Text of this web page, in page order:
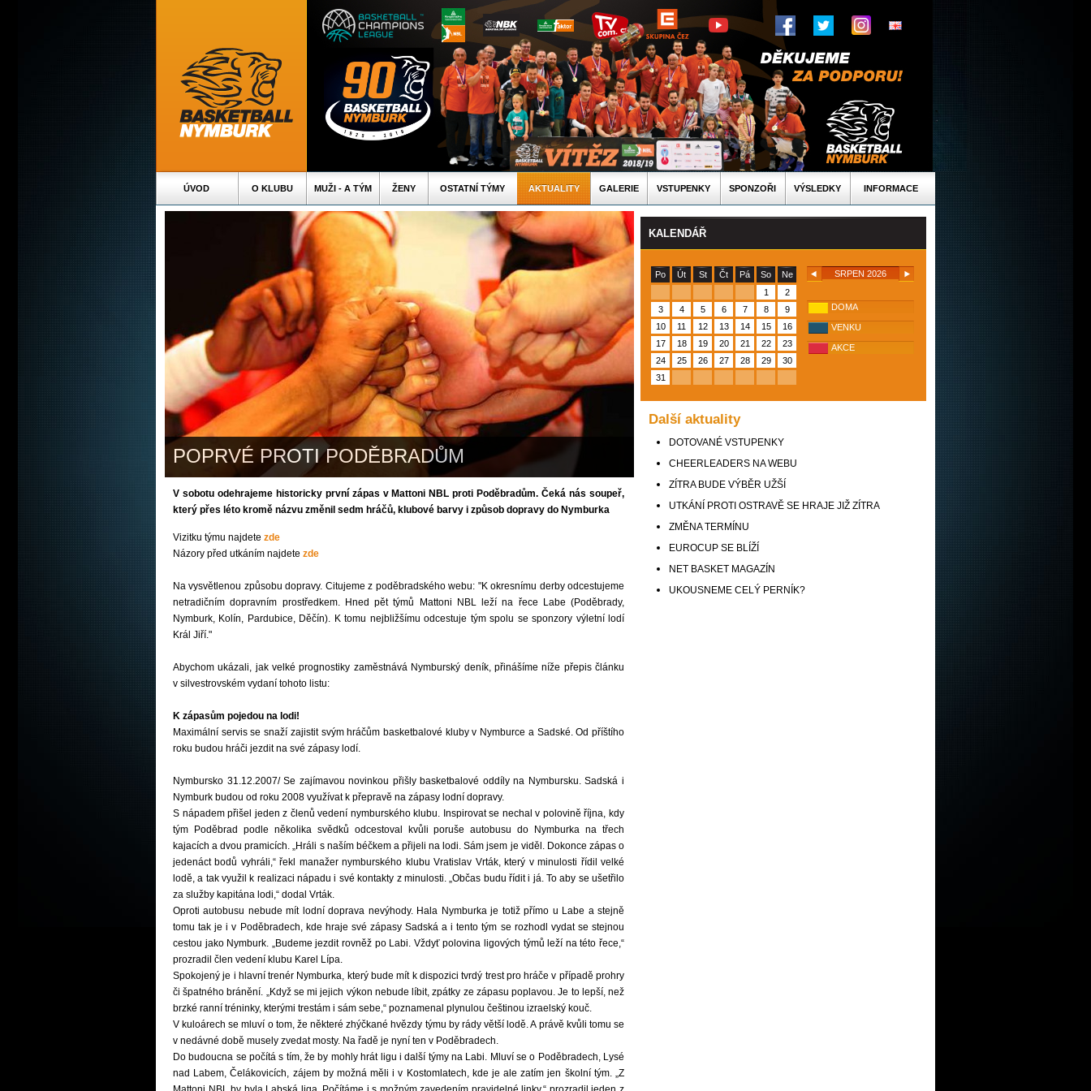
ÚVOD O KLUBU MUŽI - A TÝM ŽENY OSTATNÍ TÝMY AKTUALITY GALERIE VSTUPENKY SPONZOŘI VÝSLEDKY INFORMACE
POPRVÉ PROTI PODĚBRADŮM
V sobotu odehrajeme historicky první zápas v Mattoni NBL proti Poděbradům. Čeká nás soupeř,
který přes léto kromě názvu změnil sedm hráčů, klubové barvy i způsob dopravy do Nymburka
Vizitku týmu najdete zde
Názory před utkáním najdete zde
Na vysvětlenou způsobu dopravy. Citujeme z poděbradského webu: "K okresnímu derby odcestujeme
netradičním dopravním prostředkem. Hned pět týmů Mattoni NBL leží na řece Labe (Poděbrady,
Nymburk, Kolín, Pardubice, Děčín). K tomu nejbližšímu odcestuje tým spolu se sponzory výletní lodí
Král Jiří."
Abychom ukázali, jak velké prognostiky zaměstnává Nymburský deník, přinášíme níže přepis článku
v silvestrovském vydaní tohoto listu:
K zápasům pojedou na lodi!
Maximální servis se snaží zajistit svým hráčům basketbalové kluby v Nymburce a Sadské. Od příštího
roku budou hráči jezdit na své zápasy lodí.
Nymbursko 31.12.2007/ Se zajímavou novinkou přišly basketbalové oddíly na Nymbursku. Sadská i
Nymburk budou od roku 2008 využívat k přepravě na zápasy lodní dopravy.
S nápadem přišel jeden z členů vedení nymburského klubu. Inspirovat se nechal v polovině října, kdy
tým Poděbrad podle několika svědků odcestoval kvůli poruše autobusu do Nymburka na třech
kajacích a dvou pramicích. „Hráli s naším béčkem a přijeli na lodi. Sám jsem je viděl. Dokonce zápas o
jedenáct bodů vyhráli,“ řekl manažer nymburského klubu Vratislav Vrták, který v minulosti řídil velké
lodě, a tak využil k realizaci nápadu i své kontakty z minulosti. „Občas budu řídit i já. To aby se ušetřilo
za služby kapitána lodi,“ dodal Vrták.
Oproti autobusu nebude mít lodní doprava nevýhody. Hala Nymburka je totiž přímo u Labe a stejně
tomu tak je i v Poděbradech, kde hraje své zápasy Sadská a i tento tým se rozhodl vydat se stejnou
cestou jako Nymburk. „Budeme jezdit rovněž po Labi. Vždyť polovina ligových týmů leží na této řece,“
prozradil člen vedení klubu Karel Lípa.
Spokojený je i hlavní trenér Nymburka, který bude mít k dispozici tvrdý trest pro hráče v případě prohry
či špatného bránění. „Když se mi jejich výkon nebude líbit, zpátky ze zápasu poplavou. Je to lepší, než
brzké ranní tréninky, kterými trestám i sám sebe,“ poznamenal plynulou češtinou izraelský kouč.
V kuloárech se mluví o tom, že některé zhýčkané hvězdy týmu by rády větší lodě. A právě kvůli tomu se
v nedávné době musely zvedat mosty. Na řadě je nyní ten v Poděbradech.
Do budoucna se počítá s tím, že by mohly hrát ligu i další týmy na Labi. Mluví se o Poděbradech, Lysé
nad Labem, Čelákovicích, zájem by možná měli i v Kostomlatech, kde je ale zatím jen školní tým. „Z
KALENDÁŘ
SRPEN 2026
DOMA
VENKU
AKCE
Po Út St Čt Pá So
Ne
1
2
3
4 5 6 7 8
9
10
11 12 13 14 15
16
17
18 19 20 21 22
23
24
25 26 27 28 29
30
31
Další aktuality
DOTOVANÉ VSTUPENKY
CHEERLEADERS NA WEBU
ZÍTRA BUDE VÝBĚR UŽŠÍ
UTKÁNÍ PROTI OSTRAVĚ SE HRAJE JIŽ ZÍTRA
ZMĚNA TERMÍNU
EUROCUP SE BLÍŽÍ
NET BASKET MAGAZÍN
UKOUSNEME CELÝ PERNÍK?